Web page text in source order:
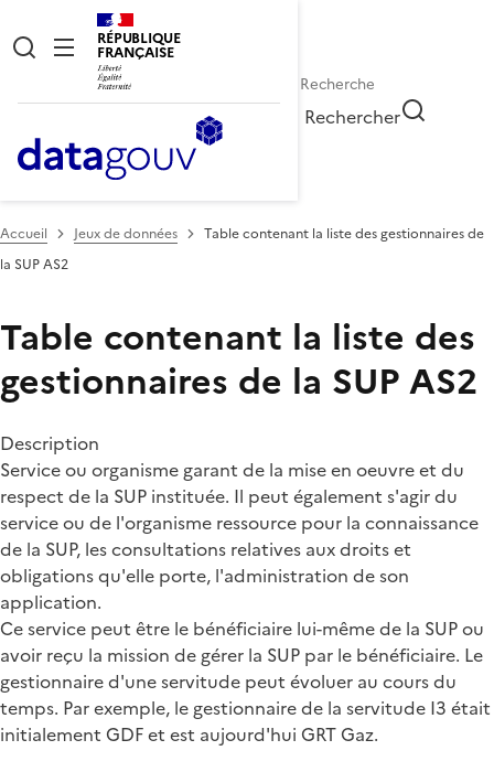
RÉPUBLIQUE
FRANÇAISE
Rechercher
Accueil Jeux de données
Table contenant la liste des gestionnaires de
la SUP AS2
Table contenant la liste des
gestionnaires de la SUP AS2
Description
Service ou organisme garant de la mise en oeuvre et du
respect de la SUP instituée. Il peut également s'agir du
service ou de l'organisme ressource pour la connaissance
de la SUP, les consultations relatives aux droits et
obligations qu'elle porte, l'administration de son
application.
Ce service peut être le bénéficiaire lui-même de la SUP ou
avoir reçu la mission de gérer la SUP par le bénéficiaire. Le
gestionnaire d'une servitude peut évoluer au cours du
temps. Par exemple, le gestionnaire de la servitude I3 était
initialement GDF et est aujourd'hui GRT Gaz.